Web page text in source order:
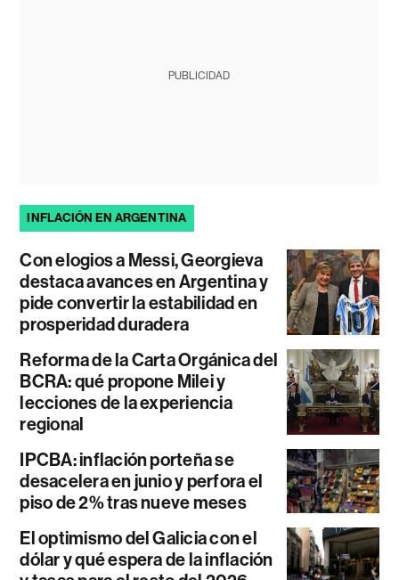
PUBLICIDAD
INFLACIÓN EN ARGENTINA
Con elogios a Messi, Georgieva
destaca avances en Argentina y
pide convertir la estabilidad en
prosperidad duradera
Reforma de la Carta Orgánica del
BCRA: qué propone Milei y
lecciones de la experiencia
regional
IPCBA: inflación porteña se
desacelera en junio y perfora el
piso de 2% tras nueve meses
El optimismo del Galicia con el
dólar y qué espera de la inflación